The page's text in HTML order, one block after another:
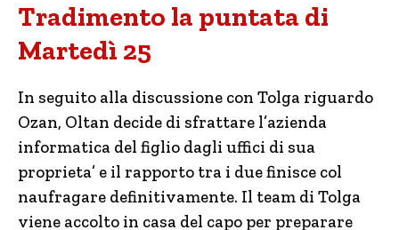
Tradimento la puntata di
Martedì 25
In seguito alla discussione con Tolga riguardo
Ozan, Oltan decide di sfrattare l’azienda
informatica del figlio dagli uffici di sua
proprieta’ e il rapporto tra i due finisce col
naufragare definitivamente. Il team di Tolga
viene accolto in casa del capo per preparare